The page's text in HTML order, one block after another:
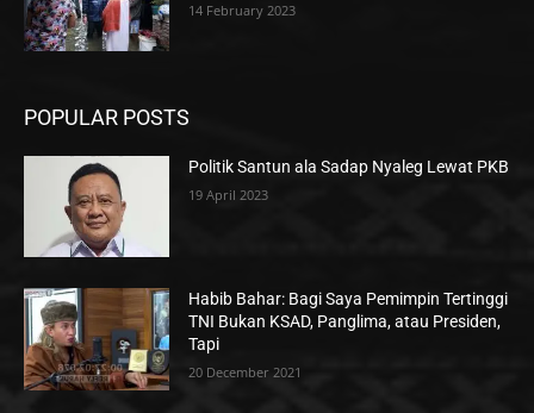
14 February 2023
POPULAR POSTS
Politik Santun ala Sadap Nyaleg Lewat PKB
19 April 2023
Habib Bahar: Bagi Saya Pemimpin Tertinggi
TNI Bukan KSAD, Panglima, atau Presiden,
Tapi
20 December 2021